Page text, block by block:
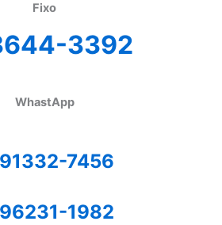
Fixo
3392
WhastApp
91332-7456
96231-1982